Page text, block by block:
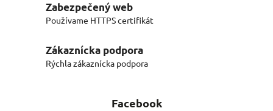
Zabezpečený web
Používame HTTPS certifikát
Zákaznícka podpora
Rýchla zákaznícka podpora
Facebook